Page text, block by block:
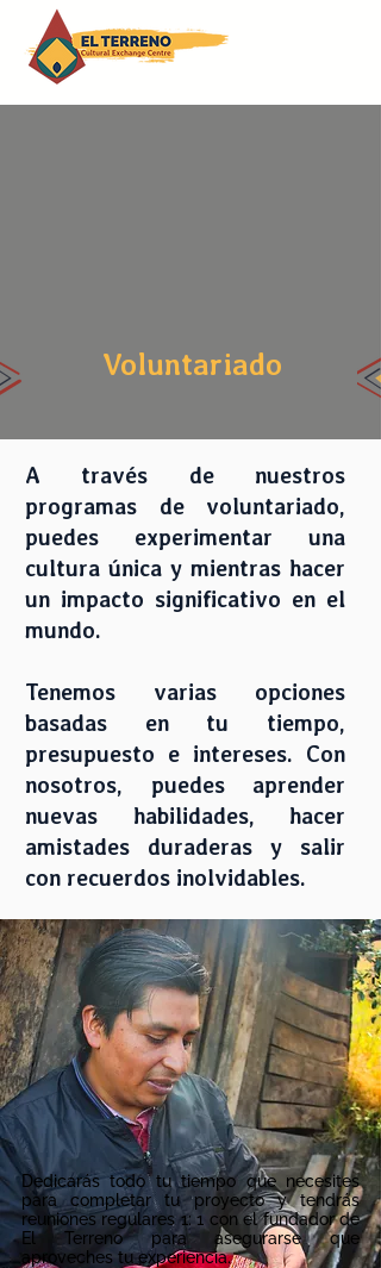
Voluntariado
A través de nuestros
programas de voluntariado,
puedes experimentar una
cultura única y mientras hacer
un impacto significativo en el
mundo.
Tenemos varias opciones
basadas en tu tiempo,
presupuesto e intereses. Con
nosotros, puedes aprender
nuevas habilidades, hacer
amistades duraderas y salir
con recuerdos inolvidables.
Dedicarás todo tu tiempo que necesites
para completar tu proyecto y tendrás
reuniones regulares 1: 1 con el fundador de
El Terreno para asegurarse que
aproveches tu experiencia.